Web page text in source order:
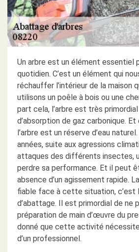
Un arbre est un élément essentiel
quotidien. C’est un élément qui
réchauffer l’intérieur de la maison
utilisons un poêle à bois ou une
part cela, l’arbre est très
d’absorption de gaz carbonique. Et
l’arbre est un réserve d’eau
années, suite aux agressions
attaques des différents insectes,
perdre sa performance. Et il peut
absence d’un agissement rapide.
fiable face à cette situation, c’est
d’abattage. Il est primordial de ne
préparation de main d’œuvre du
donné que cette activité
d’un professionnel.